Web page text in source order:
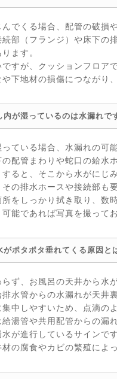
でくる場合、配管の破損
部（フランジ）や床下の
ます。
すが、クッションフロア
下地材の損傷につながり
内が湿っているのは水漏れで
ている場合、水漏れの可
配管まわりや蛇口の給
ると、そこから水がにじ
の排水ホースや接続部
をしっかり拭き取り、数
能であれば写真を撮って
がポタポタ垂れてくる原因と
ず、お風呂の天井から水
排水管からの水漏れが天
中しやすいため、点滴の
湯管や共用配管からの
が進行しているサインです
の腐食やカビの繁殖によ